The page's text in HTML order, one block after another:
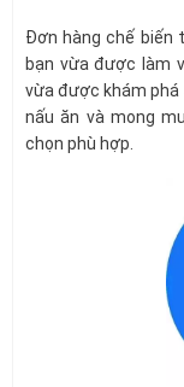
Đơn hàng chế biến
bạn vừa được làm
vừa được khám phá
nấu ăn và mong
chọn phù hợp.